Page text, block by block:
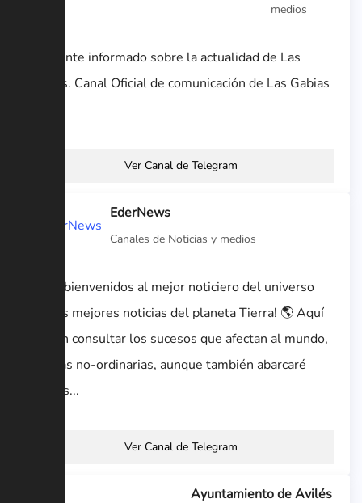
medios
Mantente informado sobre la actualidad de Las
Gabias. Canal Oficial de comunicación de Las Gabias
Ver Canal de Telegram
EderNews
Canales de Noticias y medios
¡Sean bienvenidos al mejor noticiero del universo
con las mejores noticias del planeta Tierra! 🌎 Aquí
podrán consultar los sucesos que afectan al mundo,
noticias no-ordinarias, aunque también abarcaré
hechos...
Ver Canal de Telegram
Ayuntamiento de Avilés